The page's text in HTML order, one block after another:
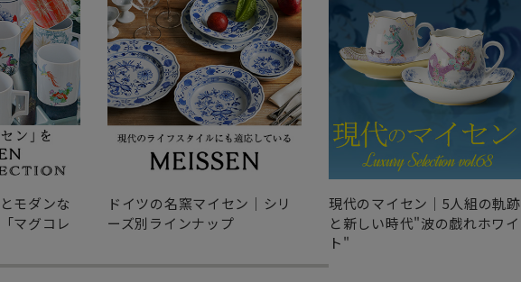
モダンな
マグコレ
ドイツの名窯マイセン｜シリ
ーズ別ラインナップ
現代のマイセン｜5人組の軌跡
と新しい時代"波の戯れホワイ
ト"